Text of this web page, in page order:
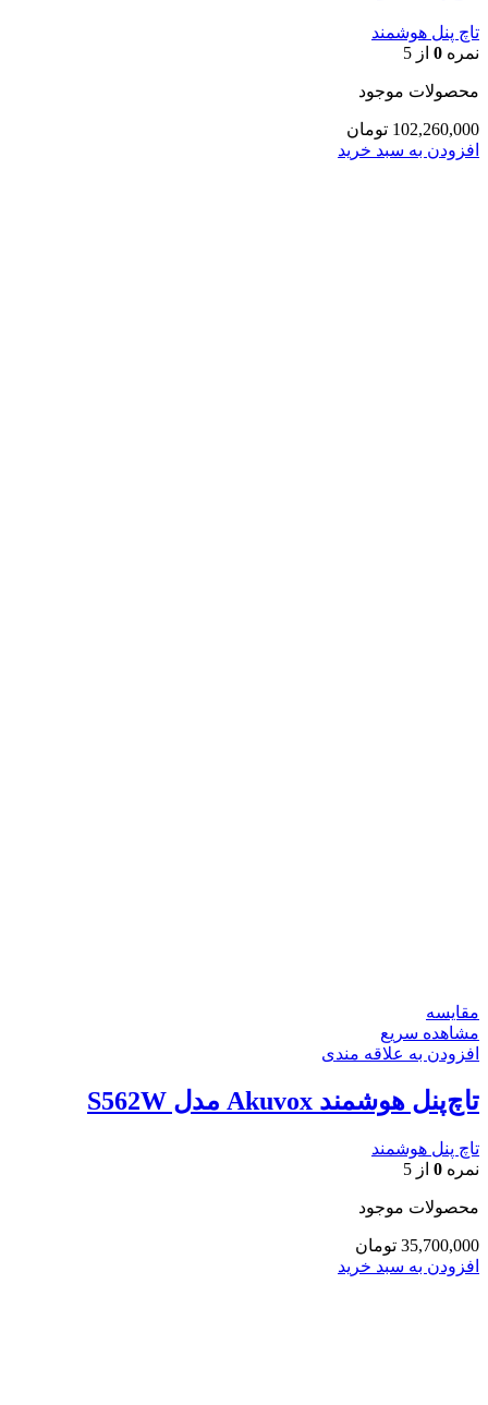
تاچ پنل هوشمند
نمره 0 از 5
محصولات موجود
102,260,000 تومان
افزودن به سبد خرید
مقایسه
مشاهده سریع
افزودن به علاقه مندی
تاچ‌پنل هوشمند Akuvox مدل S562W
تاچ پنل هوشمند
نمره 0 از 5
محصولات موجود
35,700,000 تومان
افزودن به سبد خرید